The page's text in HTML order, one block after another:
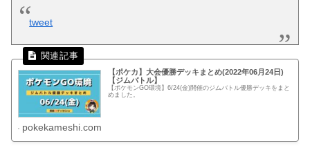
tweet
【ポケカ】大会優勝デッキまとめ(2022年06月24日)
【ジムバトル】
【ポケモンGO環境】6/24(金)開催のジムバトル優勝デッキをまと
めました。
pokekameshi.com